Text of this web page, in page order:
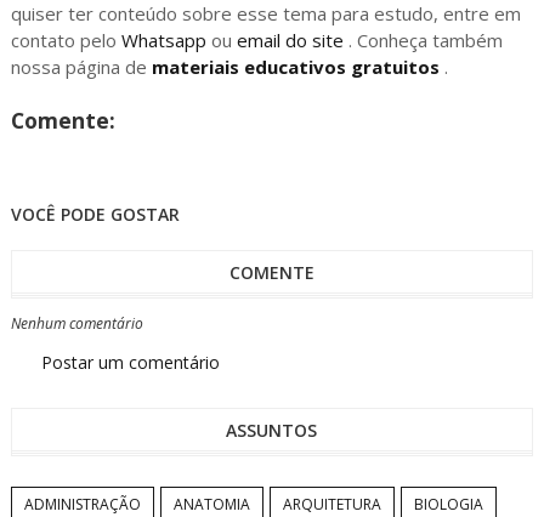
quiser ter conteúdo sobre esse tema para estudo, entre em
contato pelo Whatsapp ou email do site . Conheça também
nossa página de materiais educativos gratuitos .
Comente:
VOCÊ PODE GOSTAR
COMENTE
Nenhum comentário
Postar um comentário
ASSUNTOS
ADMINISTRAÇÃO ANATOMIA ARQUITETURA
BIOLOGIA